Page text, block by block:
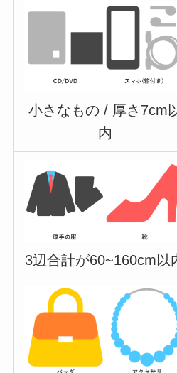
小さなもの / 厚さ7cm
内
3辺合計が60~160cm以